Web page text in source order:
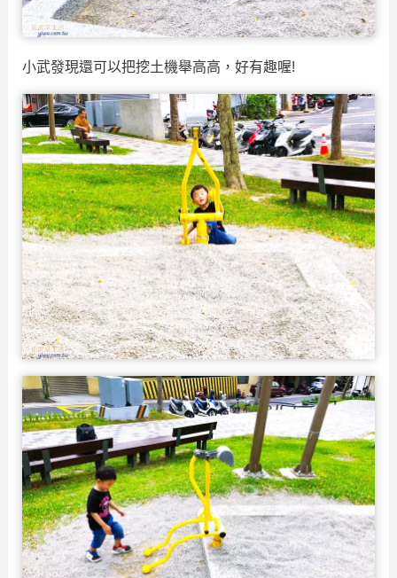
小武發現還可以把挖土機舉高高，好有趣喔!